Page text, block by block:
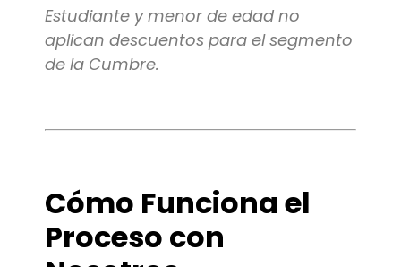
Estudiante y menor de edad no
aplican descuentos para el segmento
de la Cumbre.
Cómo Funciona el
Proceso con